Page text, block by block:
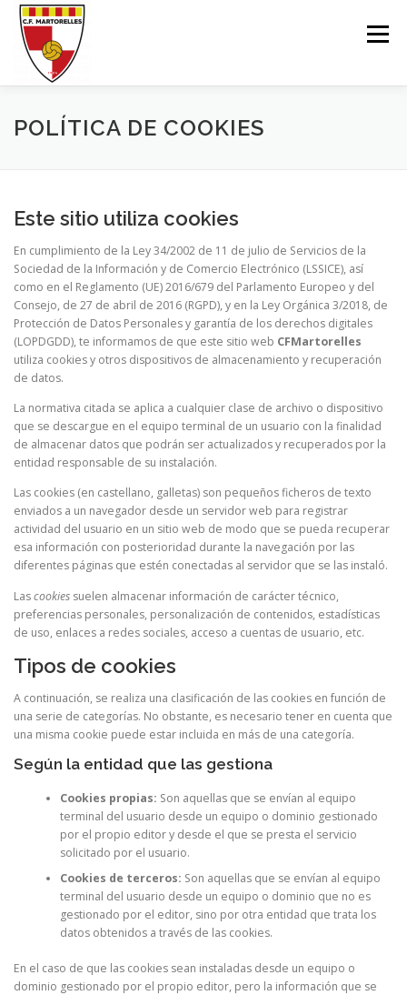
Saltar
contenido
Menú
EL CLUB 1ER-EQUIP SECCIÓ FEMENINA
INSCRIU-TE BOTIGA ONLINE MARXANDATGE
CONTACTE
POLÍTICA DE COOKIES
Este sitio utiliza cookies
En cumplimiento de la Ley 34/2002 de 11 de julio de Servicios de la
Sociedad de la Información y de Comercio Electrónico (LSSICE), así
como en el Reglamento (UE) 2016/679 del Parlamento Europeo y del
Consejo, de 27 de abril de 2016 (RGPD), y en la Ley Orgánica 3/2018, de
Protección de Datos Personales y garantía de los derechos digitales
(LOPDGDD), te informamos de que este sitio web CFMartorelles
utiliza cookies y otros dispositivos de almacenamiento y recuperación
de datos.
La normativa citada se aplica a cualquier clase de archivo o dispositivo
que se descargue en el equipo terminal de un usuario con la finalidad
de almacenar datos que podrán ser actualizados y recuperados por la
entidad responsable de su instalación.
Las cookies (en castellano, galletas) son pequeños ficheros de texto
enviados a un navegador desde un servidor web para registrar
actividad del usuario en un sitio web de modo que se pueda recuperar
esa información con posterioridad durante la navegación por las
diferentes páginas que estén conectadas al servidor que se las instaló.
Lascookies suelen almacenar información de carácter técnico,
preferencias personales, personalización de contenidos, estadísticas
de uso, enlaces a redes sociales, acceso a cuentas de usuario, etc.
Tipos de cookies
A continuación, se realiza una clasificación de las cookies en función de
una serie de categorías. No obstante, es necesario tener en cuenta que
una misma cookie puede estar incluida en más de una categoría.
Según la entidad que las gestiona
Cookies propias: Son aquellas que se envían al equipo
terminal del usuario desde un equipo o dominio gestionado
por el propio editor y desde el que se presta el servicio
solicitado por el usuario.
Cookies de terceros: Son aquellas que se envían al equipo
terminal del usuario desde un equipo o dominio que no es
gestionado por el editor, sino por otra entidad que trata los
datos obtenidos a través de las cookies.
En el caso de que las cookies sean instaladas desde un equipo o
dominio gestionado por el propio editor, pero la información que se